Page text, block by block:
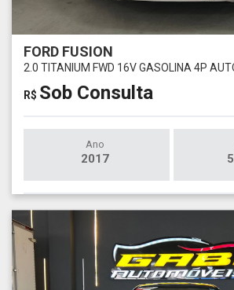
FORD FUSION
2.0 TITANIUM FWD 16V GASOLINA 4P
R$ Sob Consulta
Ano
2017